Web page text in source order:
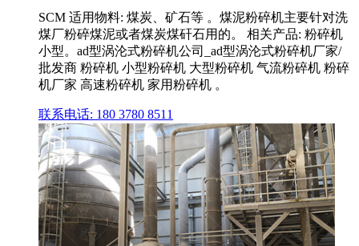
SCM 适用物料: 煤炭、矿石等 。煤泥粉碎机主要针对洗
煤厂粉碎煤泥或者煤炭煤矸石用的。 相关产品: 粉碎机
小型。ad型涡沦式粉碎机公司_ad型涡沦式粉碎机厂家/
批发商 粉碎机 小型粉碎机 大型粉碎机 气流粉碎机 粉碎
机厂家 高速粉碎机 家用粉碎机 。
联系电话: 180 3780 8511